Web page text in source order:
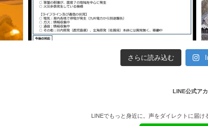
さらに読み込む
LINE公式ア
LINEでもっと身近に。声をダイレクトに届